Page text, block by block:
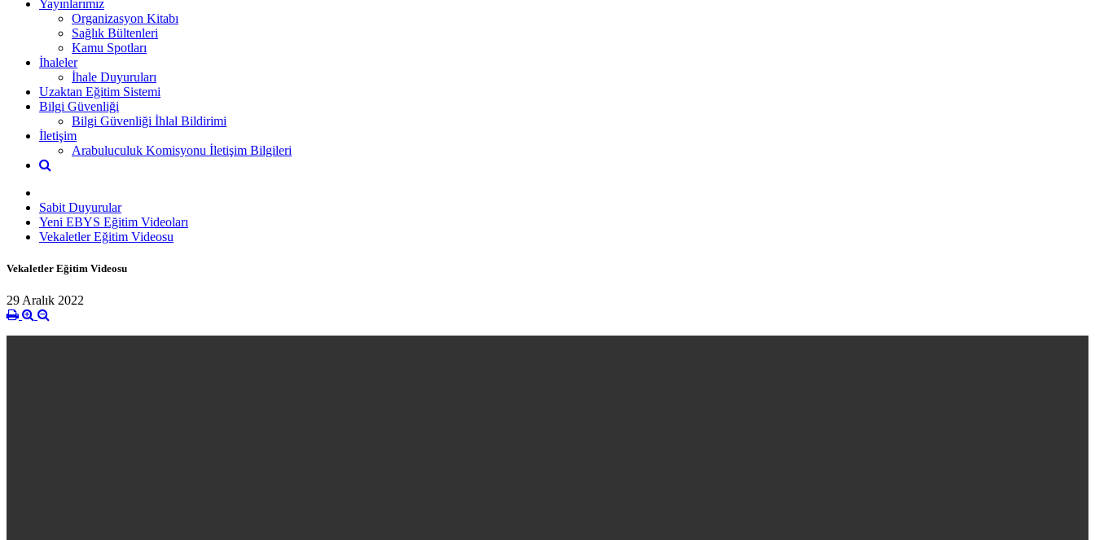
Yayınlarımız
Organizasyon Kitabı
Sağlık Bültenleri
Kamu Spotları
İhaleler
İhale Duyuruları
Uzaktan Eğitim Sistemi
Bilgi Güvenliği
Bilgi Güvenliği İhlal Bildirimi
İletişim
Arabuluculuk Komisyonu İletişim Bilgileri
Sabit Duyurular
Yeni EBYS Eğitim Videoları
Vekaletler Eğitim Videosu
Vekaletler Eğitim Videosu
29 Aralık 2022